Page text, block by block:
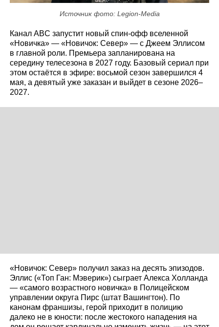
Источник фото: Legion-Media
Канал ABC запустит новый спин-офф вселенной
«Новичка» — «Новичок: Север» — с Джеем Эллисом
в главной роли. Премьера запланирована на
середину телесезона в 2027 году. Базовый сериал при
этом остаётся в эфире: восьмой сезон завершился 4
мая, а девятый уже заказан и выйдет в сезоне 2026–
2027.
«Новичок: Север» получил заказ на десять эпизодов.
Эллис («Топ Ган: Мэверик») сыграет Алекса Холланда
— «самого возрастного новичка» в Полицейском
управлении округа Пирс (штат Вашингтон). По
канонам франшизы, герой приходит в полицию
далеко не в юности: после жестокого нападения на